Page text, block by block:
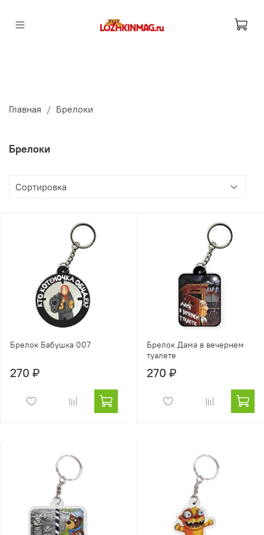
Главная Брелоки
Брелоки
Брелок Бабушка 007
270 ₽
Брелок Дама в вечернем
туалете
270 ₽